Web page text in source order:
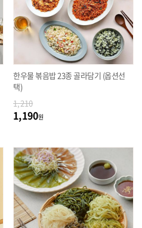
한우물 볶음밥 23종 골라담기 (옵션선
택)
1,210
1,190원